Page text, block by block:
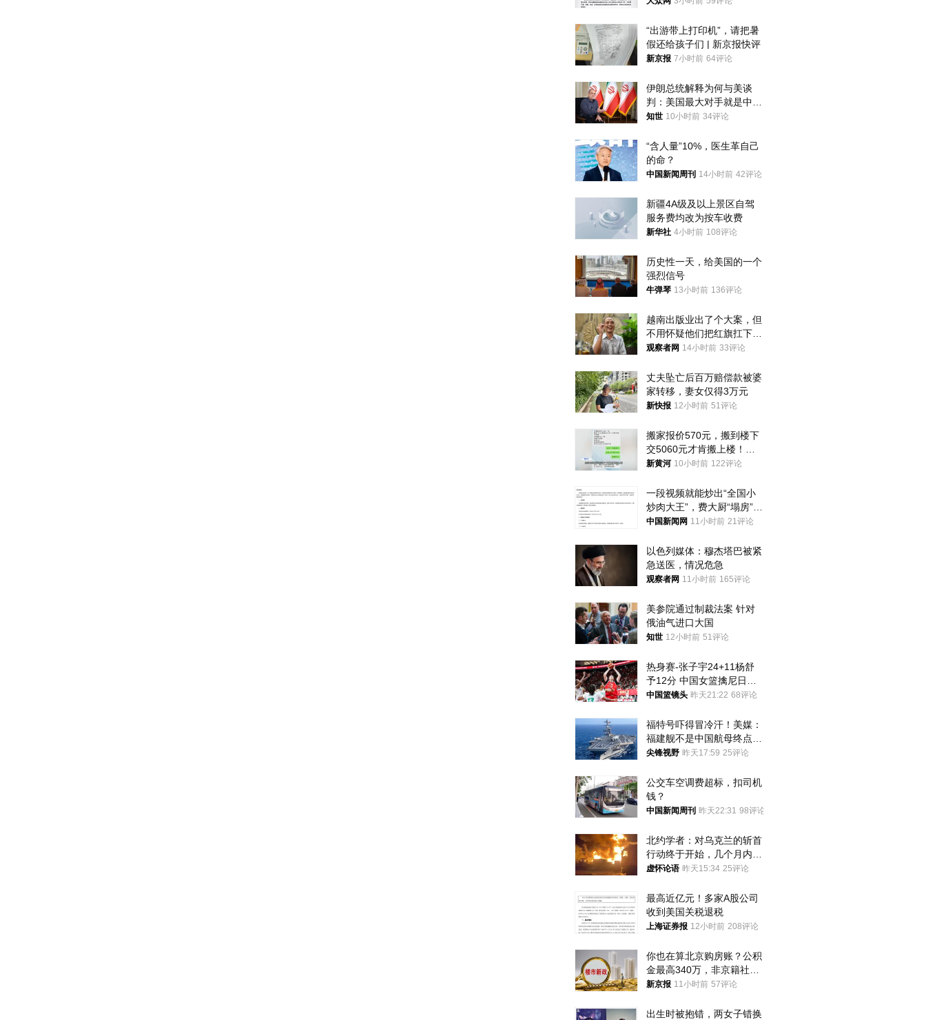
“出游带上打印机”，请把暑
假还给孩子们 | 新京报快评
新京报 7小时前 64评论
伊朗总统解释为何与美谈
判：美国最大对手就是中
国，但他们也在对话
知世 10小时前 34评论
“含人量”10%，医生革自己
的命？
中国新闻周刊 14小时前 42评论
新疆4A级及以上景区自驾
服务费均改为按车收费
新华社 4小时前 108评论
历史性一天，给美国的一个
强烈信号
牛弹琴 13小时前 136评论
越南出版业出了个大案，但
不用怀疑他们把红旗扛下去
的决心
观察者网 14小时前 33评论
丈夫坠亡后百万赔偿款被婆
家转移，妻女仅得3万元
新快报 12小时前 51评论
搬家报价570元，搬到楼下
交5060元才肯搬上楼！女
子傻眼了……
新黄河 10小时前 122评论
一段视频就能炒出“全国小
炒肉大王”，费大厨“塌房”了
吗？
中国新闻网 11小时前 21评论
以色列媒体：穆杰塔巴被紧
急送医，情况危急
观察者网 11小时前 165评论
美参院通过制裁法案 针对
俄油气进口大国
知世 12小时前 51评论
热身赛-张子宇24+11杨舒
予12分 中国女篮擒尼日利
亚
中国篮镜头 昨天21:22 68评论
福特号吓得冒冷汗！美媒：
福建舰不是中国航母终点，
而是新起点！
尖锋视野 昨天17:59 25评论
公交车空调费超标，扣司机
钱？
中国新闻周刊 昨天22:31 98评论
北约学者：对乌克兰的斩首
行动终于开始，几个月内乌
将投降
虚怀论语 昨天15:34 25评论
最高近亿元！多家A股公司
收到美国关税退税
上海证券报 12小时前 208评论
你也在算北京购房账？公积
金最高340万，非京籍社保
1年
新京报 11小时前 57评论
出生时被抱错，两女子错换